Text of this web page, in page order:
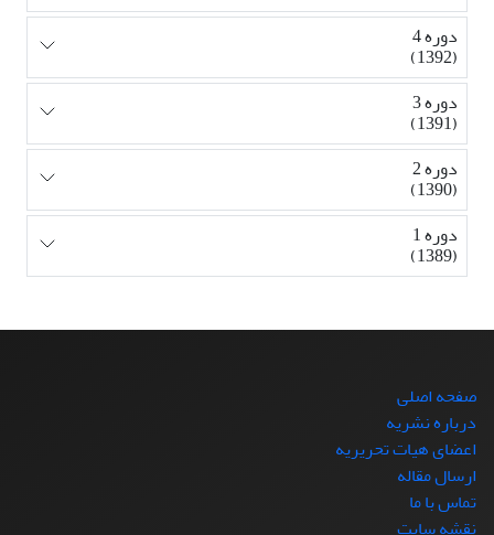
دوره 4
(1392)
دوره 3
(1391)
دوره 2
(1390)
دوره 1
(1389)
صفحه اصلی
درباره نشریه
اعضای هیات تحریریه
ارسال مقاله
تماس با ما
نقشه سایت